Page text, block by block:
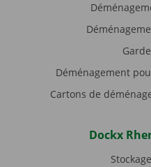
Déménagement
Cartons de
Dockx